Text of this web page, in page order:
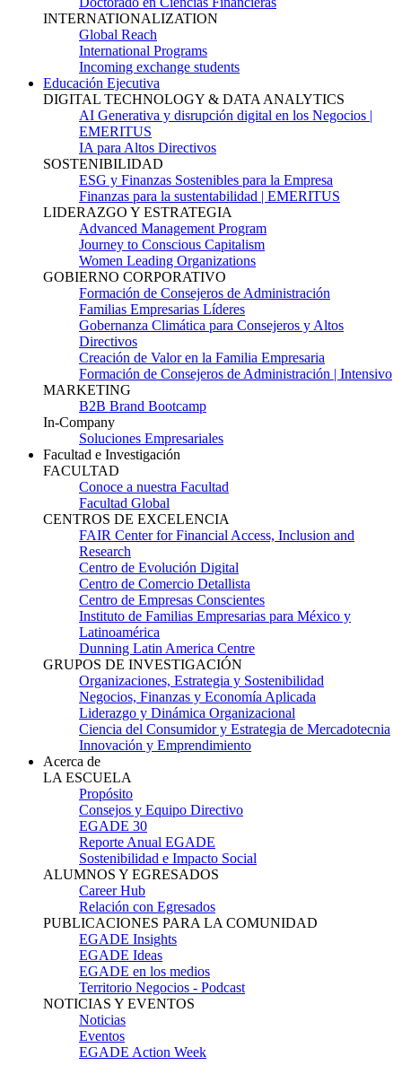
INTERNATIONALIZATION
Global Reach
International Programs
Incoming exchange students
Educación Ejecutiva
DIGITAL TECHNOLOGY & DATA ANALYTICS
AI Generativa y disrupción digital en los Negocios |
EMERITUS
IA para Altos Directivos
SOSTENIBILIDAD
ESG y Finanzas Sostenibles para la Empresa
Finanzas para la sustentabilidad | EMERITUS
LIDERAZGO Y ESTRATEGIA
Advanced Management Program
Journey to Conscious Capitalism
Women Leading Organizations
GOBIERNO CORPORATIVO
Formación de Consejeros de Administración
Familias Empresarias Líderes
Gobernanza Climática para Consejeros y Altos
Directivos
Creación de Valor en la Familia Empresaria
Formación de Consejeros de Administración | Intensivo
MARKETING
B2B Brand Bootcamp
In-Company
Soluciones Empresariales
Facultad e Investigación
FACULTAD
Conoce a nuestra Facultad
Facultad Global
CENTROS DE EXCELENCIA
FAIR Center for Financial Access, Inclusion and
Research
Centro de Evolución Digital
Centro de Comercio Detallista
Centro de Empresas Conscientes
Instituto de Familias Empresarias para México y
Latinoamérica
Dunning Latin America Centre
GRUPOS DE INVESTIGACIÓN
Organizaciones, Estrategia y Sostenibilidad
Negocios, Finanzas y Economía Aplicada
Liderazgo y Dinámica Organizacional
Ciencia del Consumidor y Estrategia de Mercadotecnia
Innovación y Emprendimiento
Acerca de
LA ESCUELA
Propósito
Consejos y Equipo Directivo
EGADE 30
Reporte Anual EGADE
Sostenibilidad e Impacto Social
ALUMNOS Y EGRESADOS
Career Hub
Relación con Egresados
PUBLICACIONES PARA LA COMUNIDAD
EGADE Insights
EGADE Ideas
EGADE en los medios
Territorio Negocios - Podcast
NOTICIAS Y EVENTOS
Noticias
Eventos
EGADE Action Week